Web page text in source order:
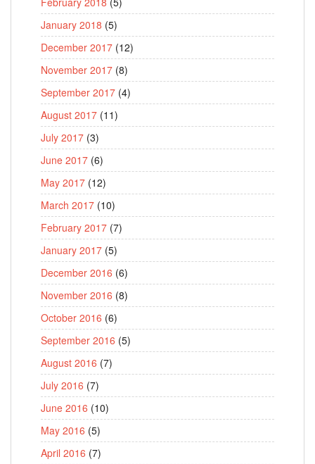
January 2018 (5)
December 2017 (12)
November 2017 (8)
September 2017 (4)
August 2017 (11)
July 2017 (3)
June 2017 (6)
May 2017 (12)
March 2017 (10)
February 2017 (7)
January 2017 (5)
December 2016 (6)
November 2016 (8)
October 2016 (6)
September 2016 (5)
August 2016 (7)
July 2016 (7)
June 2016 (10)
May 2016 (5)
April 2016 (7)